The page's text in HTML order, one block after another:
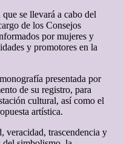
se llevará a cabo del
de los Consejos
por mujeres y
y promotores en la
presentada por
de su registro, para
cultural, así como el
artística.
veracidad, trascendencia y